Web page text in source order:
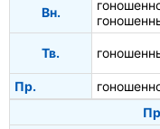
Вн.
Тв.
Пр.